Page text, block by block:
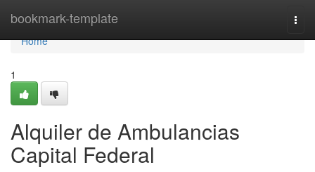
bookmark-template
Home
Home
1
Alquiler de Ambulancias
Capital Federal